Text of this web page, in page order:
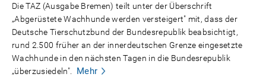
Die TAZ (Ausgabe Bremen) teilt unter der Überschrift
„Abgerüstete Wachhunde werden versteigert" mit, dass der
Deutsche Tierschutzbund der Bundesrepublik beabsichtigt,
rund 2.500 früher an der innerdeutschen Grenze eingesetzte
Wachhunde in den nächsten Tagen in die Bundesrepublik
„überzusiedeln".
Mehr